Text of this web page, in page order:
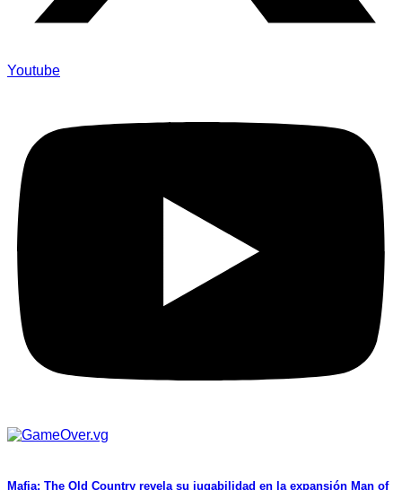
Youtube
Mafia: The Old Country revela su jugabilidad en la expansión Man of